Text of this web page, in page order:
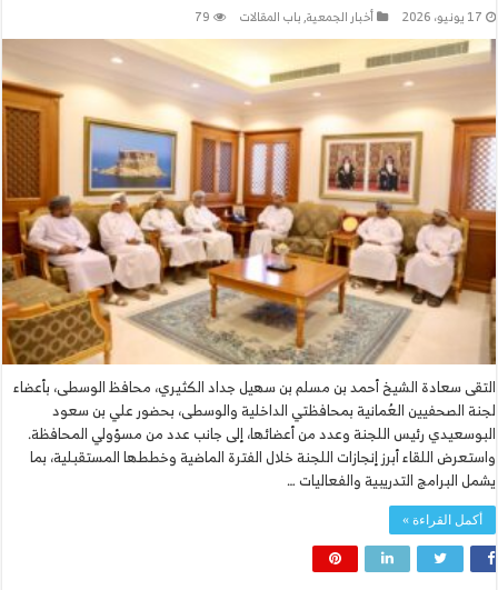
17 يونيو، 2026 أخبار الجمعية,باب المقالات 79
التقى سعادة الشيخ أحمد بن مسلم بن سهيل جداد الكثيري، محافظ الوسطى، بأعضاء
لجنة الصحفيين العُمانية بمحافظتي الداخلية والوسطى، بحضور علي بن سعود
البوسعيدي رئيس اللجنة وعدد من أعضائها، إلى جانب عدد من مسؤولي المحافظة.
واستعرض اللقاء أبرز إنجازات اللجنة خلال الفترة الماضية وخططها المستقبلية، بما
يشمل البرامج التدريبية والفعاليات …
أكمل القراءة »